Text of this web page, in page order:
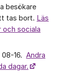
besökare
tas bort. Läs
och sociala
16. Andra
dagar.